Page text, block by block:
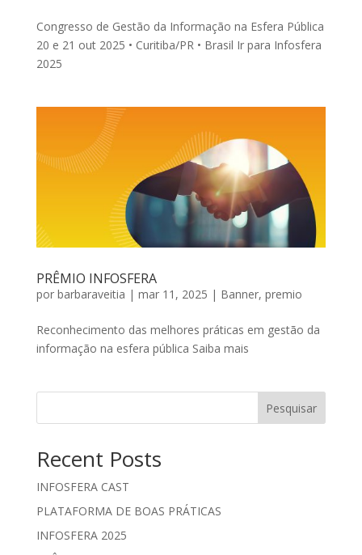
Congresso de Gestão da Informação na Esfera Pública
20 e 21 out 2025 • Curitiba/PR • Brasil Ir para Infosfera
2025
PRÊMIO INFOSFERA
por barbaraveitia | mar 11, 2025 | Banner, premio
Reconhecimento das melhores práticas em gestão da
informação na esfera pública Saiba mais
Pesquisar
Recent Posts
INFOSFERA CAST
PLATAFORMA DE BOAS PRÁTICAS
INFOSFERA 2025